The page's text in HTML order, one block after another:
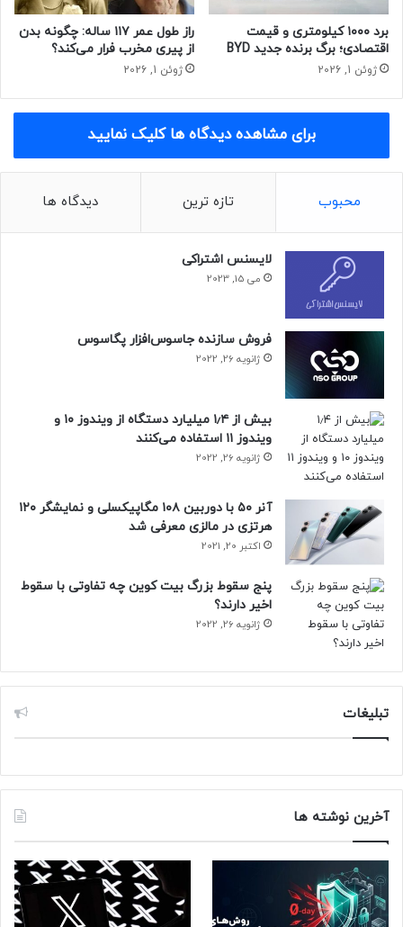
برد ۱۰۰۰ کیلومتری و قیمت
اقتصادی؛ برگ برنده جدید BYD
ژوئن 1, 2026
راز طول عمر ۱۱۷ ساله: چگونه بدن
از پیری مخرب فرار می‌کند؟
ژوئن 1, 2026
برای مشاهده دیدگاه ها کلیک نمایید
محبوب تازه ترین دیدگاه ها
لایسنس اشتراکی
می 15, 2023
فروش سازنده جاسوس‌افزار پگاسوس
ژانویه 26, 2022
بیش از ۱٫۴ میلیارد دستگاه از ویندوز ۱۰ و
ویندوز ۱۱ استفاده می‌کنند
ژانویه 26, 2022
آنر ۵۰ با دوربین ۱۰۸ مگاپیکسلی و نمایشگر ۱۲۰
هرتزی در مالزی معرفی شد
اکتبر 20, 2021
پنج سقوط بزرگ بیت کوین چه تفاوتی با سقوط
اخیر دارند؟
ژانویه 26, 2022
تبلیغات
آخرین نوشته ها